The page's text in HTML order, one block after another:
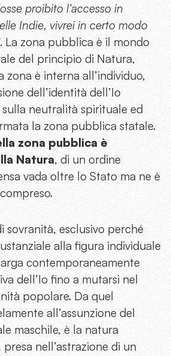
proibito l’accesso in
Indie, vivrei in certo modo
La zona pubblica è il mondo
del principio di Natura,
zona è interna all’individuo,
dell’identità dell’Io
neutralità spirituale ed
la zona pubblica statale.
zona pubblica è
Natura, di un ordine
vada oltre lo Stato ma ne è
sovranità, esclusivo perché
alla figura individuale
contemporaneamente
dell’Io fino a mutarsi nel
popolare. Da quel
all’assunzione del
maschile, è la natura
nell’astrazione di un